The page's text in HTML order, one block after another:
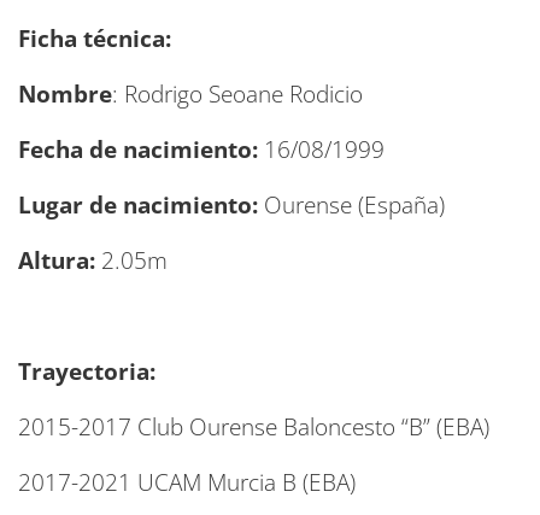
Ficha técnica:
Nombre: Rodrigo Seoane Rodicio
Fecha de nacimiento: 16/08/1999
Lugar de nacimiento: Ourense (España)
Altura: 2.05m
Trayectoria:
2015-2017 Club Ourense Baloncesto “B” (EBA)
2017-2021 UCAM Murcia B (EBA)